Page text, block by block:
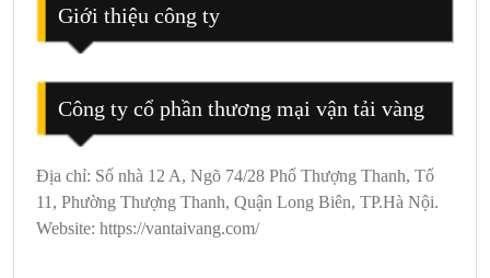
Tiết
Giới thiệu công ty
Công ty cổ phần thương mại vận tải vàng
Địa chỉ: Số nhà 12 A, Ngõ 74/28 Phố Thượng Thanh, Tổ
11, Phường Thượng Thanh, Quận Long Biên, TP.Hà Nội.
Website: https://vantaivang.com/